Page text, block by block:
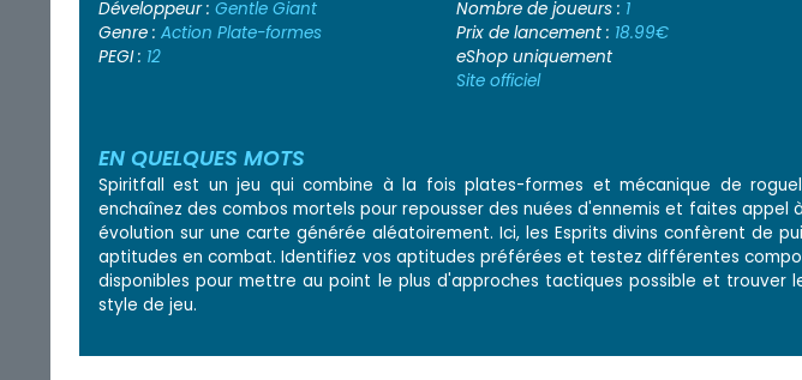
Développeur : Gentle Giant
Genre : Action Plate-formes
PEGI : 12
Nombre de joueurs : 1
Prix de lancement : 18.99€
eShop uniquement
Site officiel
EN QUELQUES MOTS
Spiritfall est un jeu qui combine à la fois plates-formes et mécanique de
enchaînez des combos mortels pour repousser des nuées d'ennemis et faites appel
évolution sur une carte générée aléatoirement. Ici, les Esprits divins confèrent de
aptitudes en combat. Identifiez vos aptitudes préférées et testez différentes
disponibles pour mettre au point le plus d'approches tactiques possible et trouver
style de jeu.